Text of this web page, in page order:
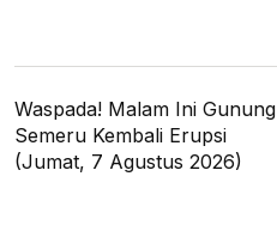
Waspada! Malam Ini Gunung
Semeru Kembali Erupsi
(Jumat, 7 Agustus 2026)